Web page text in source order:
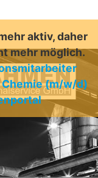
aktiv, daher
mehr möglich.
(m/w/d)